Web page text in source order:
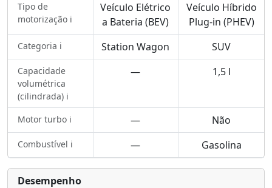
Tipo de
motorização ℹ️
Veículo Elétrico
a Bateria (BEV)
Veículo Híbrido
Plug-in (PHEV)
Categoria ℹ️ Station Wagon SUV
Capacidade
volumétrica
(cilindrada) ℹ️
— 1,5 l
Motor turbo ℹ️ — Não
Combustível ℹ️ — Gasolina
Desempenho